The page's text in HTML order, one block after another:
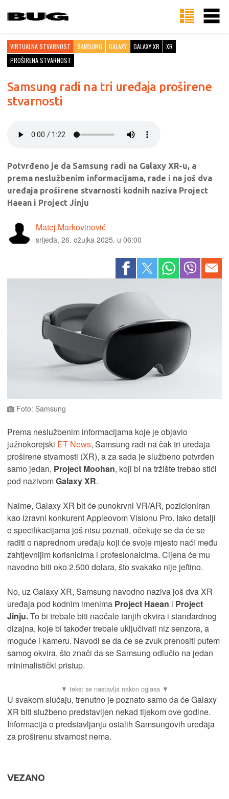
VIRTUALNA STVARNOST SAMSUNG GALAXY GALAXY XR
XR
PROŠIRENA STVARNOST
Samsung radi na tri uređaja proširene
stvarnosti
Potvrđeno je da Samsung radi na Galaxy XR-u, a
prema neslužbenim informacijama, rade i na još dva
uređaja proširene stvarnosti kodnih naziva Project
Haean i Project Jinju
Matej Markovinović
srijeda, 26. ožujka 2025. u 06:00
Foto: Samsung
Prema neslužbenim informacijama koje je objavio
južnokorejski ET News, Samsung radi na čak tri uređaja
proširene stvarnosti (XR), a za sada je službeno potvrđen
samo jedan, Project Moohan, koji bi na tržište trebao stići
pod nazivomGalaxy XR.
Naime, Galaxy XR bit će punokrvni VR/AR, pozicioniran
kao izravni konkurent Appleovom Visionu Pro. Iako detalji
o specifikacijama još nisu poznati, očekuje se da će se
raditi o naprednom uređaju koji će svoje mjesto naći među
zahtjevnijim korisnicima i profesionalcima. Cijena će mu
navodno biti oko 2.500 dolara, što svakako nije jeftino.
No, uz Galaxy XR, Samsung navodno naziva još dva XR
uređaja pod kodnim imenima Project Haean i Project
Jinju.To bi trebale biti naočale tanjih okvira i standardnog
dizajna, koje bi također trebale uključivati niz senzora, a
moguće i kameru. Navodi se da će se zvuk prenositi putem
samog okvira, što znači da se Samsung odlučio na jedan
minimalistički pristup.
U svakom slučaju, trenutno je poznato samo da će Galaxy
XR biti službeno predstavljen nekad tijekom ove godine.
Informacija o predstavljanju ostalih Samsungovih uređaja
za proširenu stvarnost nema.
VEZANO